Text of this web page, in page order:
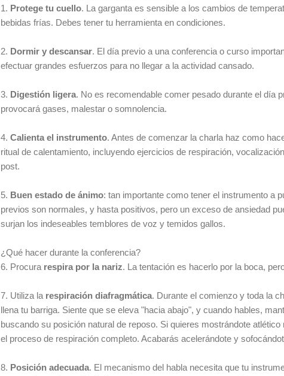
1. Protege tu cuello. La garganta es sensible a los cambios de
bebidas frías. Debes tener tu herramienta en condiciones.
2. Dormir y descansar. El día previo a una conferencia o curso
efectuar grandes esfuerzos para no llegar a la actividad cansado.
3. Digestión ligera. No es recomendable comer pesado durante el día
provocará gases, malestar o somnolencia.
4. Calienta el instrumento. Antes de comenzar la charla haz como
ritual de calentamiento, incluyendo ejercicios de respiración,
post.
5. Buen estado de ánimo: tan importante como tener el instrumento a
previos son normales, y hasta positivos, pero un exceso de ansiedad
surjan los indeseables temblores de voz y temidos gallos.
¿Qué hacer durante la conferencia?
6. Procura respira por la nariz. La tentación es hacerlo por la boca,
7. Utiliza la respiración diafragmática. Durante el comienzo y toda la
llena tu barriga. Siente que se eleva "hacia abajo", y cuando hables,
buscando su posición natural de reposo. Si quieres mostrándote
el proceso de respiración completo. Acabarás acelerándote y
8. Posición adecuada. El mecanismo del habla necesita que tu